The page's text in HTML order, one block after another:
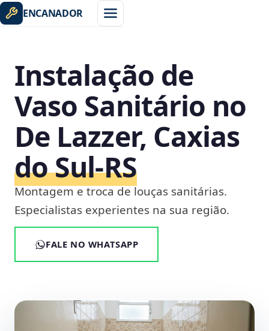
ENCANADOR
Instalação de
Vaso Sanitário no
De Lazzer, Caxias
do Sul‑RS
Montagem e troca de louças sanitárias.
Especialistas experientes na sua região.
FALE NO WHATSAPP